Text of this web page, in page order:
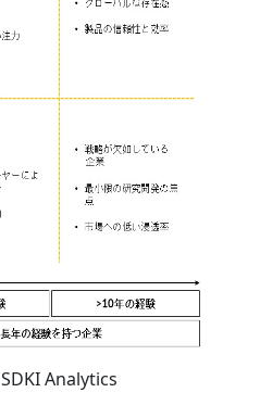
SDKI Analytics